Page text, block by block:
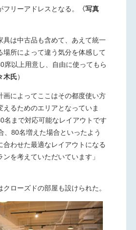
リーアドレスとなる。
〈写真
具は中古品も含めて、あえて統一
場所によって違う気分を体感して
席以上用意し、自由に使ってもら
木氏）
画によってここはその都度使い方
えるためのエリアとなっていま
名まで対応可能なレイアウトです
、80名増えた場合といったよう
合わせた最適なレイアウトになる
を考えていただいています」
ローズドの部屋も設けられた。